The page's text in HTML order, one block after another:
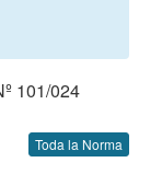
101/024
Toda la Norma